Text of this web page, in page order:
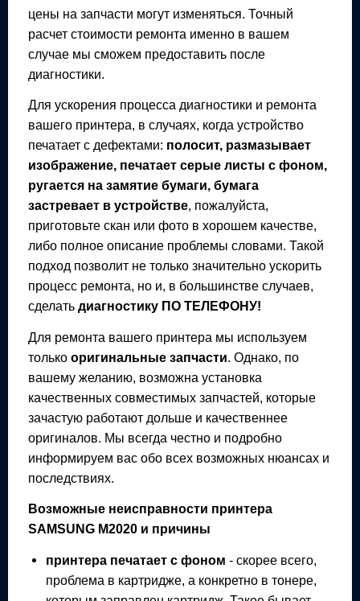
цены на запчасти могут изменяться. Точный
расчет стоимости ремонта именно в вашем
случае мы сможем предоставить после
диагностики.
Для ускорения процесса диагностики и ремонта
вашего принтера, в случаях, когда устройство
печатает с дефектами: полосит, размазывает
изображение, печатает серые листы с фоном,
ругается на замятие бумаги, бумага
застревает в устройстве, пожалуйста,
приготовьте скан или фото в хорошем качестве,
либо полное описание проблемы словами. Такой
подход позволит не только значительно ускорить
процесс ремонта, но и, в большинстве случаев,
сделать диагностику ПО ТЕЛЕФОНУ!
Для ремонта вашего принтера мы используем
только оригинальные запчасти. Однако, по
вашему желанию, возможна установка
качественных совместимых запчастей, которые
зачастую работают дольше и качественнее
оригиналов. Мы всегда честно и подробно
информируем вас обо всех возможных нюансах и
последствиях.
Возможные неисправности принтера
SAMSUNG M2020и причины
принтера печатает с фоном - скорее всего,
проблема в картридже, а конкретно в тонере,